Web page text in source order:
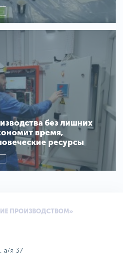
без лишних
время,
ресурсы
ПРОИЗВОДСТВОМ»
а/я 37